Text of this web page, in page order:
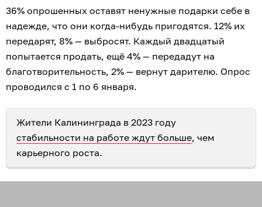
36% опрошенных оставят ненужные подарки себе в
надежде, что они когда-нибудь пригодятся. 12% их
передарят, 8% — выбросят. Каждый двадцатый
попытается продать, ещё 4% — передадут на
благотворительность, 2% — вернут дарителю. Опрос
проводился с 1 по 6 января.
Жители Калининграда в 2023 году
стабильности на работе ждут больше, чем
карьерного роста.